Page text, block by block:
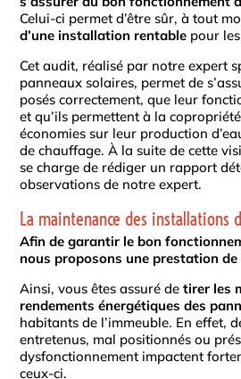
Celui-ci permet d’être sûr, à tout
d’une installation rentable pour
Cet audit, réalisé par notre expert
panneaux solaires, permet de
posés correctement, que leur
et qu’ils permettent à la
économies sur leur production
de chauffage. À la suite de cette
se charge de rédiger un rapport
observations de notre expert.
La maintenance des installations
Afin de garantir le bon
nous proposons une prestation de
Ainsi, vous êtes assuré detirer les
rendements énergétiques des
habitants de l’immeuble. En effet,
entretenus, mal positionnés ou
dysfonctionnement impactent
ceux-ci.